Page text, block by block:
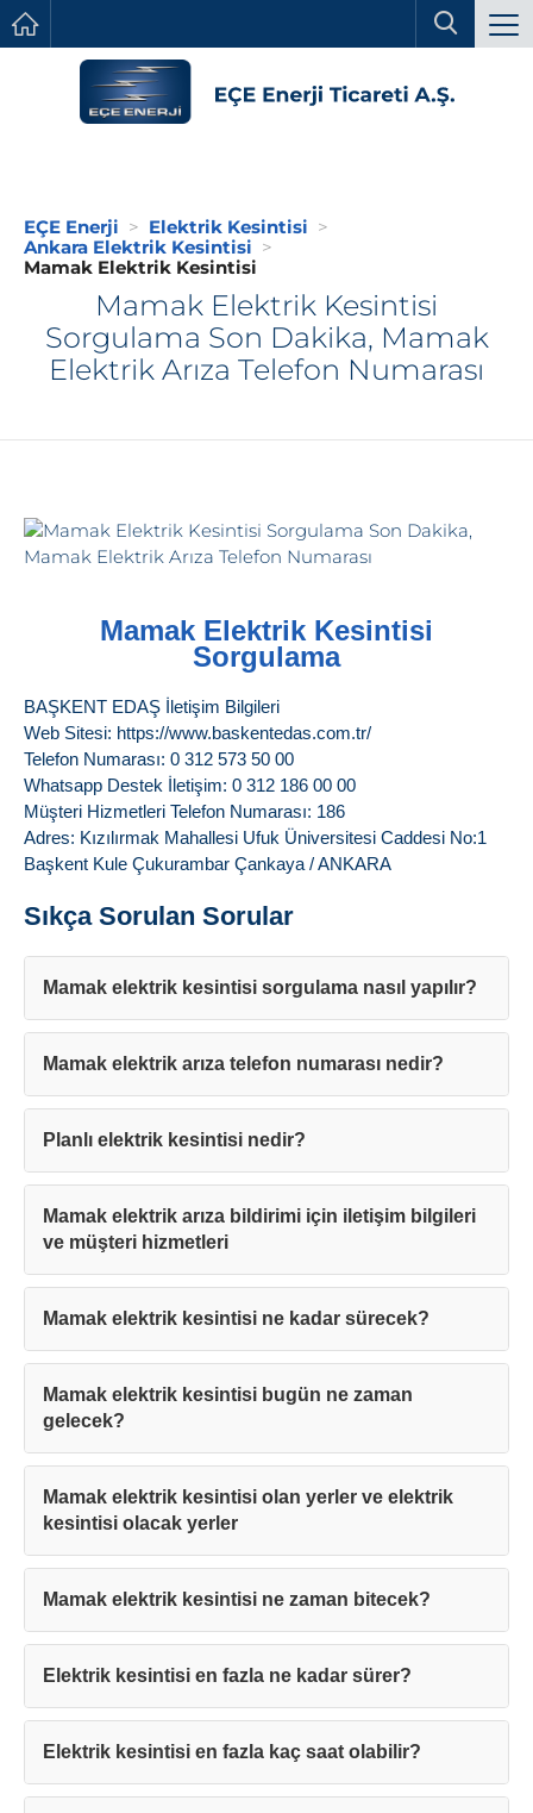
EÇE Enerji
Elektrik Kesintisi
Ankara Elektrik Kesintisi
Mamak Elektrik Kesintisi
Mamak Elektrik Kesintisi
Sorgulama Son Dakika, Mamak
Elektrik Arıza Telefon Numarası
Mamak Elektrik Kesintisi
Sorgulama
BAŞKENT EDAŞ İletişim Bilgileri
Web Sitesi: https://www.baskentedas.com.tr/
Telefon Numarası: 0 312 573 50 00
Whatsapp Destek İletişim: 0 312 186 00 00
Müşteri Hizmetleri Telefon Numarası: 186
Adres: Kızılırmak Mahallesi Ufuk Üniversitesi Caddesi No:1
Başkent Kule Çukurambar Çankaya / ANKARA
Sıkça Sorulan Sorular
Mamak elektrik kesintisi sorgulama nasıl yapılır?
Mamak elektrik arıza telefon numarası nedir?
Planlı elektrik kesintisi nedir?
Mamak elektrik arıza bildirimi için iletişim bilgileri
ve müşteri hizmetleri
Mamak elektrik kesintisi ne kadar sürecek?
Mamak elektrik kesintisi bugün ne zaman
gelecek?
Mamak elektrik kesintisi olan yerler ve elektrik
kesintisi olacak yerler
Mamak elektrik kesintisi ne zaman bitecek?
Elektrik kesintisi en fazla ne kadar sürer?
Elektrik kesintisi en fazla kaç saat olabilir?
Teşekkürler!